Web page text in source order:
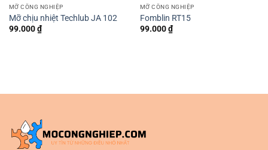
MỠ CÔNG NGHIỆP
Mỡ chịu nhiệt Techlub JA 102
99.000₫
MỠ CÔNG NGHIỆP
Fomblin RT15
99.000₫